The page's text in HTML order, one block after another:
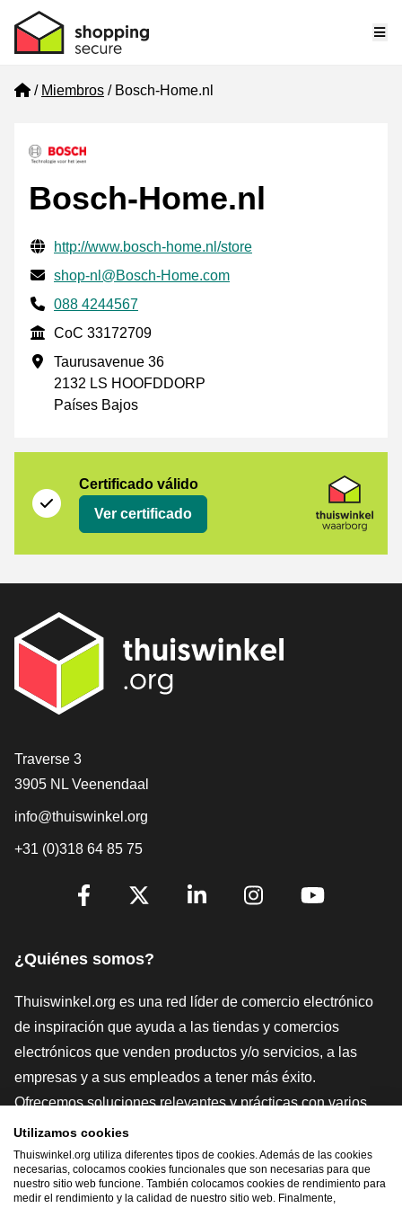
Home
Miembros Bosch-Home.nl
Bosch-Home.nl
Información de contacto verificada
Website URL
http://www.bosch-home.nl/store
Envía un correo electrónico a
shop-nl@Bosch-Home.com
Phone number
088 4244567
CoC
CoC 33172709
Dirección de la empresa
Taurusavenue 36
2132 LS HOOFDDORP
Países Bajos
Certificado válido
Ver certificado
[_General:Contact]
Traverse 3
3905 NL Veenendaal
info@thuiswinkel.org
+31 (0)318 64 85 75
[_General:SocialMediaTitle]
¿Quiénes somos?
Thuiswinkel.org es una red líder de comercio electrónico
de inspiración que ayuda a las tiendas y comercios
electrónicos que venden productos y/o servicios, a las
empresas y a sus empleados a tener más éxito.
Ofrecemos soluciones relevantes y prácticas con varios
sellos de confianza, Thuiswinkel Reviews, herramientas y
asesoramiento jurídico, defensa, estudios de mercado, y
tenemos nuestra propia plataforma educativa, la
Thuiswinkel e-Academy.
Utilizamos cookies
Thuiswinkel.org utiliza diferentes tipos de cookies. Además de las cookies
necesarias, colocamos cookies funcionales que son necesarias para que
nuestro sitio web funcione. También colocamos cookies de rendimiento para
medir el rendimiento y la calidad de nuestro sitio web. Finalmente,